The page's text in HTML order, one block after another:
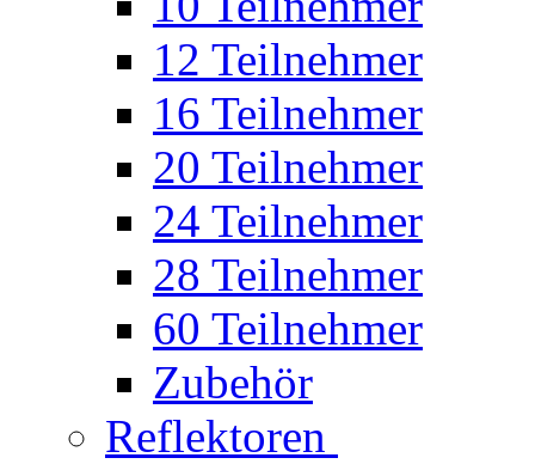
12 Teilnehmer
16 Teilnehmer
20 Teilnehmer
24 Teilnehmer
28 Teilnehmer
60 Teilnehmer
Zubehör
Reflektoren